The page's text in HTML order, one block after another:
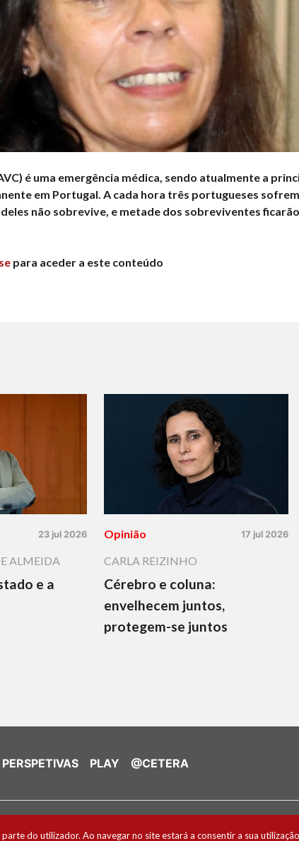
é uma emergência médica, sendo atualmente a
em Portugal. A cada hora três portugueses
não sobrevive, e metade dos sobreviventes
para aceder a este conteúdo
23 jul 2026
ALMEIDA
e a
Opinião 17 jul 2026
CARLA REIZINHO
Cérebro e coluna:
envelhecem juntos,
protegem-se juntos
PERSPETIVAS PLAY @CETERA
do utilizador. Ao navegar no site estará a consentir a sua